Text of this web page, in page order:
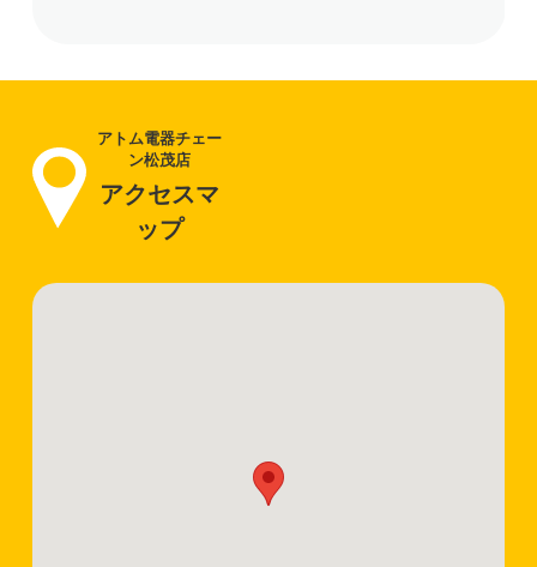
アトム電器チェー
ン松茂店
アクセスマ
ップ